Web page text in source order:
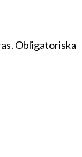
Obligatoriska